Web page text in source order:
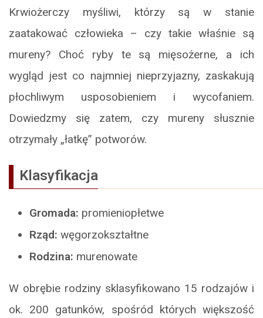
Krwiożerczy myśliwi, którzy są w stanie
zaatakować człowieka – czy takie właśnie są
mureny? Choć ryby te są mięsożerne, a ich
wygląd jest co najmniej nieprzyjazny, zaskakują
płochliwym usposobieniem i wycofaniem.
Dowiedzmy się zatem, czy mureny słusznie
otrzymały „łatkę” potworów.
Klasyfikacja
Gromada: promieniopłetwe
Rząd: węgorzokształtne
Rodzina: murenowate
W obrębie rodziny sklasyfikowano 15 rodzajów i
ok. 200 gatunków, spośród których większość